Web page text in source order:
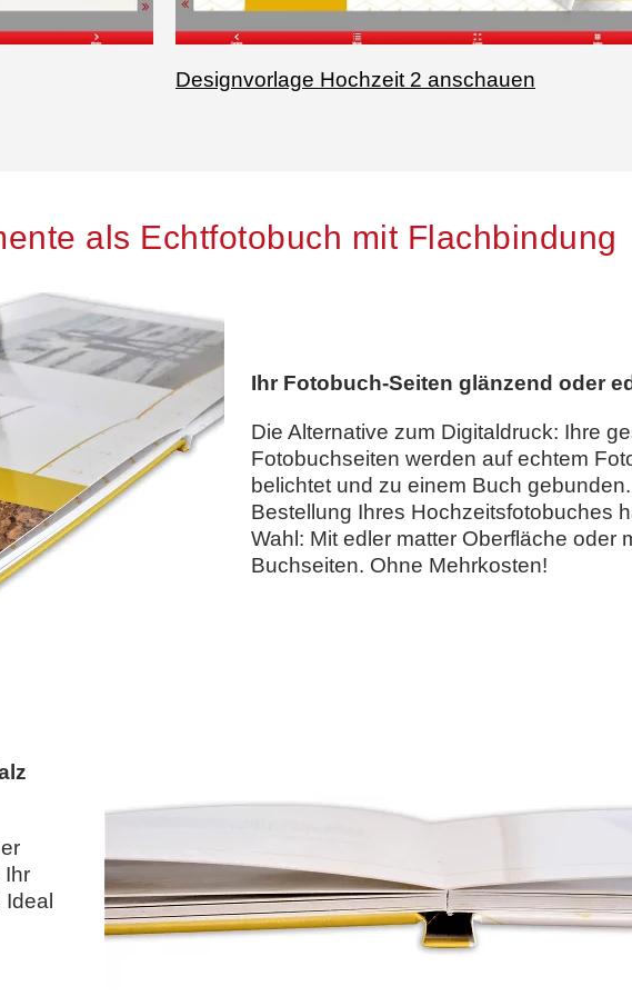
Designvorlage Hochzeit 2 anschauen
als Echtfotobuch mit Flachbindung
Ihr Fotobuch-Seiten glänzend oder
Die Alternative zum Digitaldruck: Ihre
Fotobuchseiten werden auf echtem
belichtet und zu einem Buch
Bestellung Ihres Hochzeitsfotobuches
Wahl: Mit edler matter Oberfläche oder
Buchseiten. Ohne Mehrkosten!
Ihr